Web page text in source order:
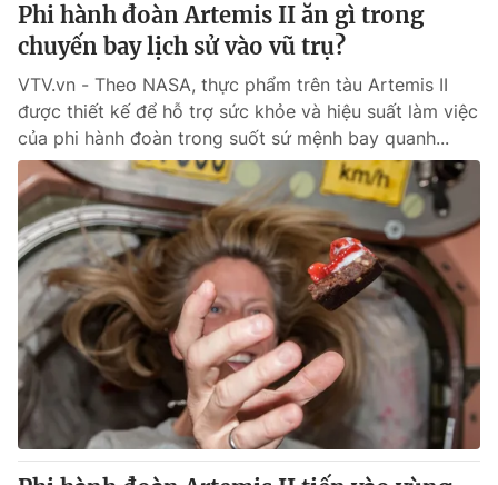
Góc doanh nghiệp
Truyền hình
Phim VTV
Hậu trường
Nhân vật
Khán giả
Giải sao mai
Giải trí
Điện ảnh
Âm nhạc
Sao
Đời sống
Du lịch
Làm đẹp
Chất lượng cuộc sống
Giáo dục
Tuyển sinh
Học trực tuyến
Công nghệ
Hitech Công nghệ tương lai
Sản phẩm
Thị trường
Tư vấn
Giao lưu trực tuyến
Lịch phát sóng
Phi hành đoàn Artemis II ăn gì trong
chuyến bay lịch sử vào vũ trụ?
VTV.vn - Theo NASA, thực phẩm trên tàu Artemis II
được thiết kế để hỗ trợ sức khỏe và hiệu suất làm việc
của phi hành đoàn trong suốt sứ mệnh bay quanh...